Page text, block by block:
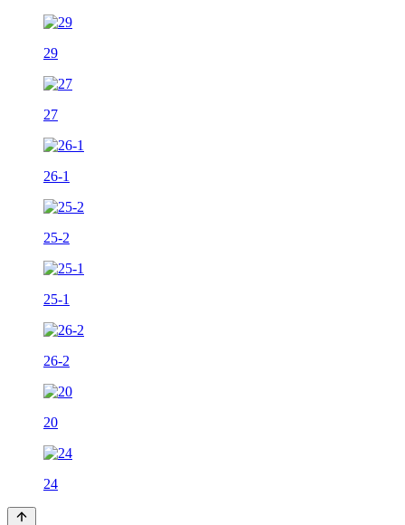
29
27
26-1
25-2
25-1
26-2
20
24